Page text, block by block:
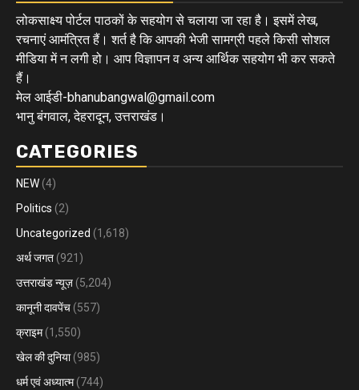
लोकसाक्ष्य पोर्टल पाठकों के सहयोग से चलाया जा रहा है। इसमें लेख,
रचनाएं आमंत्रित हैं। शर्त है कि आपकी भेजी सामग्री पहले किसी सोशल
मीडिया में न लगी हो। आप विज्ञापन व अन्य आर्थिक सहयोग भी कर सकते
हैं।
मेल आईडी-bhanubangwal@gmail.com
भानु बंगवाल, देहरादून, उत्तराखंड।
CATEGORIES
NEW (4)
Politics (2)
Uncategorized (1,618)
अर्थ जगत (921)
उत्तराखंड न्यूज़ (5,204)
कानूनी दावपेंच (557)
क्राइम(1,550)
खेल की दुनिया(985)
धर्म एवं अध्यात्म(744)